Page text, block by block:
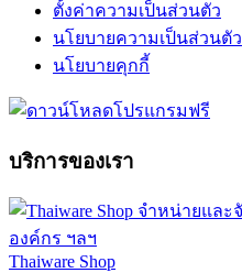
ตั้งค่าความเป็นส่วนตัว
นโยบายความเป็นส่วนตัว
นโยบายคุกกี้
บริการของเรา
Thaiware Shop